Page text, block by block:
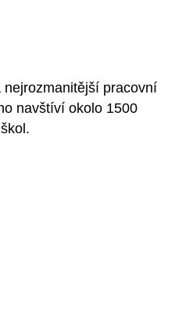
pracovní
navštíví okolo 1500